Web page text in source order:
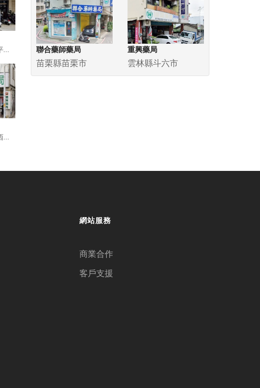
彰化縣溪湖鎮大竹里平和街142號
彰化縣溪湖鎮湖西里西環路209號
聯合藥師藥局
苗栗縣苗栗市
重興藥局
雲林縣斗六市
網站服務
商業合作
客戶支援